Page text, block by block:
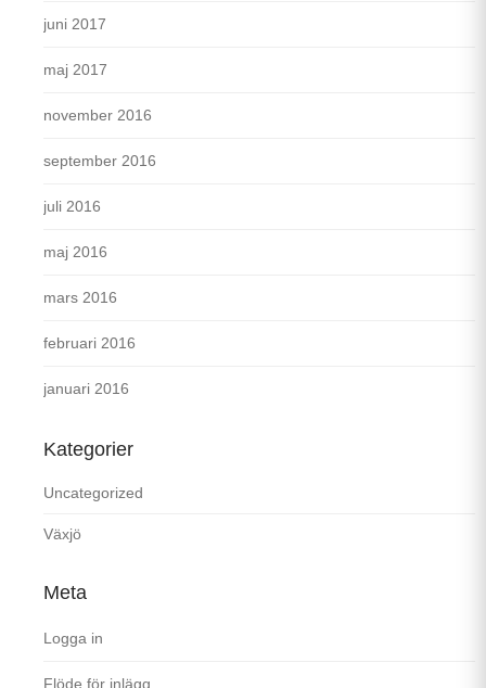
juni 2017
maj 2017
november 2016
september 2016
juli 2016
maj 2016
mars 2016
februari 2016
januari 2016
Kategorier
Uncategorized
Växjö
Meta
Logga in
Flöde för inlägg